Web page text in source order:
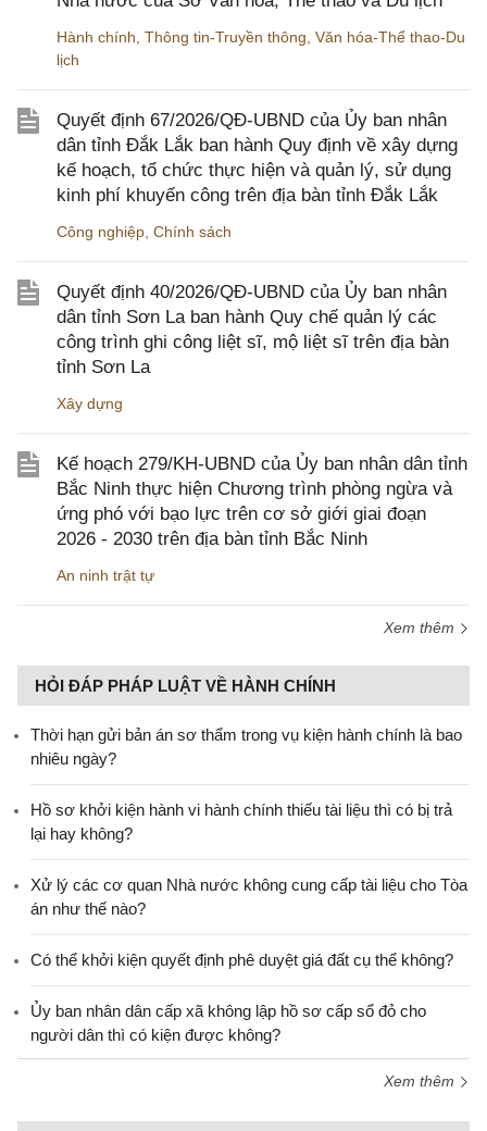
Hành chính Thông tin-Truyền thông Văn hóa-Thể thao-Du
lịch
Quyết định 67/2026/QĐ-UBND của Ủy ban nhân
dân tỉnh Đắk Lắk ban hành Quy định về xây dựng
kế hoạch, tổ chức thực hiện và quản lý, sử dụng
kinh phí khuyến công trên địa bàn tỉnh Đắk Lắk
Công nghiệp Chính sách
Quyết định 40/2026/QĐ-UBND của Ủy ban nhân
dân tỉnh Sơn La ban hành Quy chế quản lý các
công trình ghi công liệt sĩ, mộ liệt sĩ trên địa bàn
tỉnh Sơn La
Xây dựng
Kế hoạch 279/KH-UBND của Ủy ban nhân dân tỉnh
Bắc Ninh thực hiện Chương trình phòng ngừa và
ứng phó với bạo lực trên cơ sở giới giai đoạn
2026 - 2030 trên địa bàn tỉnh Bắc Ninh
An ninh trật tự
Xem thêm
HỎI ĐÁP PHÁP LUẬT VỀ HÀNH CHÍNH
Thời hạn gửi bản án sơ thẩm trong vụ kiện hành chính là bao
nhiêu ngày?
Hồ sơ khởi kiện hành vi hành chính thiếu tài liệu thì có bị trả
lại hay không?
Xử lý các cơ quan Nhà nước không cung cấp tài liệu cho Tòa
án như thế nào?
Có thể khởi kiện quyết định phê duyệt giá đất cụ thể không?
Ủy ban nhân dân cấp xã không lập hồ sơ cấp sổ đỏ cho
người dân thì có kiện được không?
Xem thêm